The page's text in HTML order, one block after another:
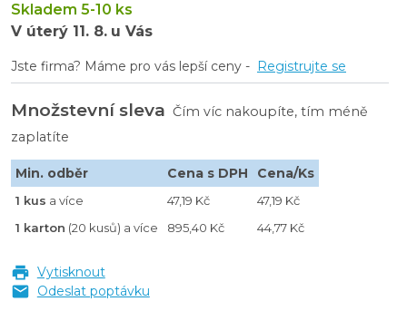
Skladem 5-10 ks
V úterý 11. 8. u Vás
Jste firma? Máme pro vás lepší ceny - Registrujte se
Množstevní sleva Čím víc nakoupíte, tím méně
zaplatíte
Min. odběr Cena s DPH Cena/Ks
1 kus a více 47,19 Kč
47,19 Kč
1 karton (20 kusů) a více 895,40 Kč 44,77 Kč
Vytisknout
Odeslat poptávku